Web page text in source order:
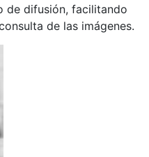
de difusión, facilitando
de las imágenes.